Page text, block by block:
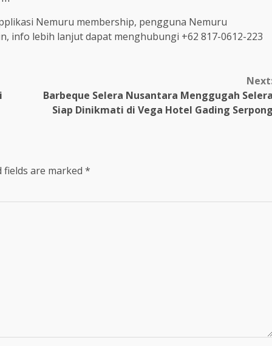
Nemuru membership, pengguna Nemuru
info lebih lanjut dapat menghubungi +62 817-0612-223
Barbeque Selera Nusantara Menggugah
Siap Dinikmati di Vega Hotel Gading
fields are marked *